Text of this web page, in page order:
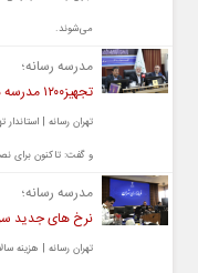
می‌شوند.
مدرسه رسانه؛
تجهیز۱۲۰۰ مدرسه در شهر و استان تهران
تهران رسانه |
و گفت: تاکنون برای نصب این سامانه‌ها
مدرسه رسانه؛
نرخ های جدید